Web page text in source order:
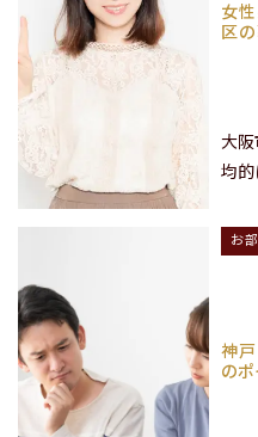
物件名から探す
マ
関西エリア
女
区
大阪
均的
都島
対策
し
た
て知
利
す
お
神
の